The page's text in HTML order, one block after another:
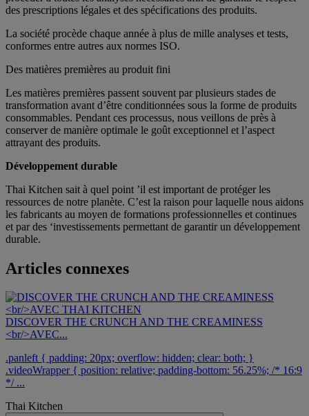
des prescriptions légales et des spécifications des produits.
La société procède chaque année à plus de mille analyses et tests,
conformes entre autres aux normes ISO.
Des matières premières au produit fini
Les matières premières passent souvent par plusieurs stades de
transformation avant d’être conditionnées sous la forme de produits
consommables. Pendant ces processus, nous veillons de près à
conserver de manière optimale le goût exceptionnel et l’aspect
attrayant des produits.
Développement durable
Thai Kitchen sait à quel point ’il est important de protéger les
ressources de notre planète. C’est la raison pour laquelle nous aidons
les fabricants au moyen de formations professionnelles et continues
et par des ‘investissements permettant de garantir un développement
durable.
Articles connexes
DISCOVER THE CRUNCH AND THE CREAMINESS
<br/>AVEC...
.panleft { padding: 20px; overflow: hidden; clear: both; }
.videoWrapper { position: relative; padding-bottom: 56.25%; /* 16:9
*/ ...
Thai Kitchen